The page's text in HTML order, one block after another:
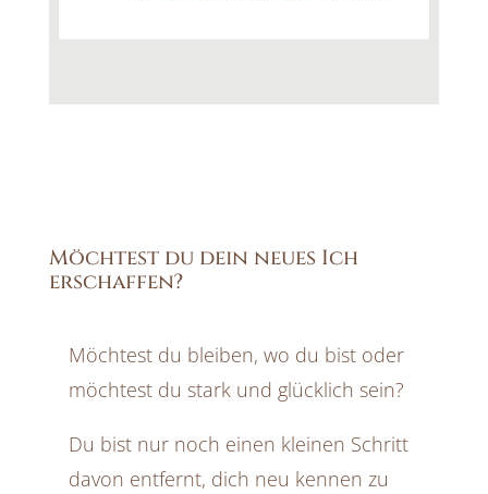
Möchtest du dein neues Ich
erschaffen?
Möchtest du bleiben, wo du bist oder
möchtest du stark und glücklich sein?
Du bist nur noch einen kleinen Schritt
davon entfernt, dich neu kennen zu